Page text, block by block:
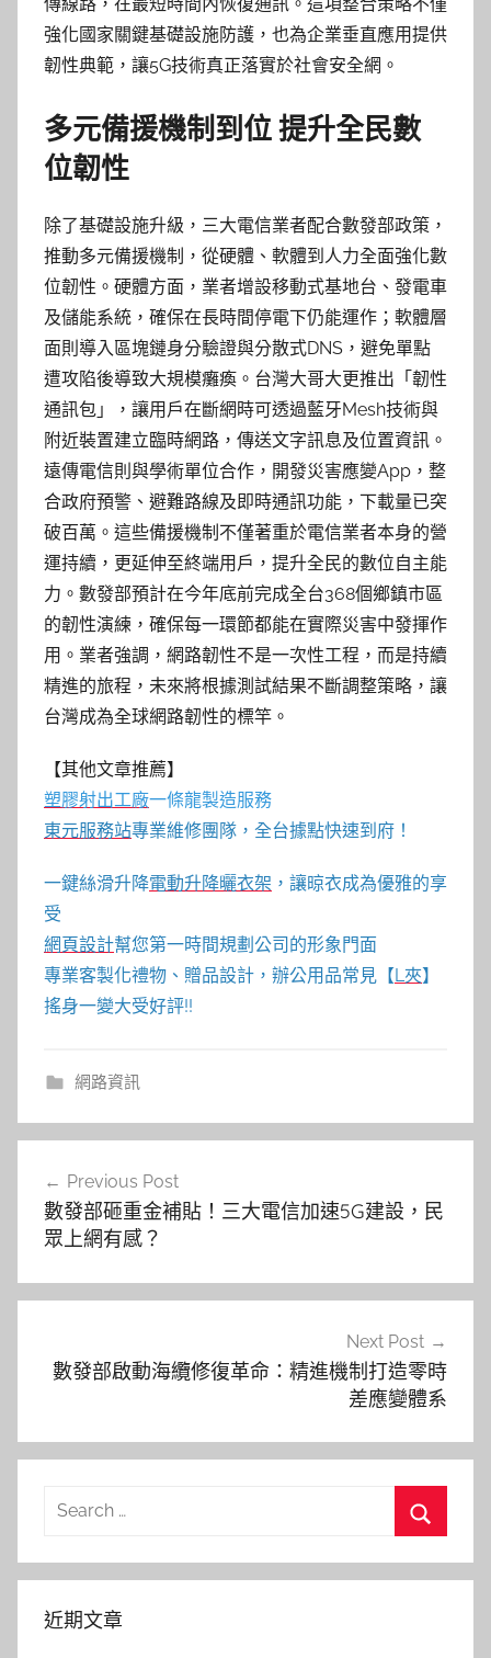
傳線路，在最短時間內恢復通訊。這項整合策略不僅
強化國家關鍵基礎設施防護，也為企業垂直應用提供
韌性典範，讓5G技術真正落實於社會安全網。
多元備援機制到位 提升全民數
位韌性
除了基礎設施升級，三大電信業者配合數發部政策，
推動多元備援機制，從硬體、軟體到人力全面強化數
位韌性。硬體方面，業者增設移動式基地台、發電車
及儲能系統，確保在長時間停電下仍能運作；軟體層
面則導入區塊鏈身分驗證與分散式DNS，避免單點
遭攻陷後導致大規模癱瘓。台灣大哥大更推出「韌性
通訊包」，讓用戶在斷網時可透過藍牙Mesh技術與
附近裝置建立臨時網路，傳送文字訊息及位置資訊。
遠傳電信則與學術單位合作，開發災害應變App，整
合政府預警、避難路線及即時通訊功能，下載量已突
破百萬。這些備援機制不僅著重於電信業者本身的營
運持續，更延伸至終端用戶，提升全民的數位自主能
力。數發部預計在今年底前完成全台368個鄉鎮市區
的韌性演練，確保每一環節都能在實際災害中發揮作
用。業者強調，網路韌性不是一次性工程，而是持續
精進的旅程，未來將根據測試結果不斷調整策略，讓
台灣成為全球網路韌性的標竿。
【其他文章推薦】
塑膠射出工廠一條龍製造服務
東元服務站專業維修團隊，全台據點快速到府！
一鍵絲滑升降電動升降曬衣架 ，讓晾衣成為優雅的享
受
網頁設計幫您第一時間規劃公司的形象門面
專業客製化禮物、贈品設計，辦公用品常見【L夾】
搖身一變大受好評!!
網路資訊
章
導
覽
Previous Post
數發部砸重金補貼！三大電信加速5G建設，民
眾上網有感？
Next Post
數發部啟動海纜修復革命：精進機制打造零時
差應變體系
Search
近期文章